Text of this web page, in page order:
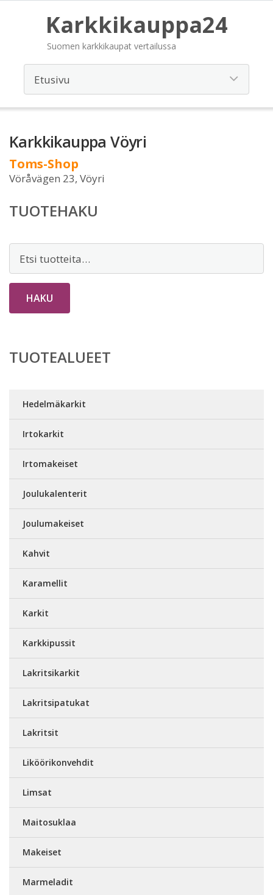
Karkkikauppa24
Suomen karkkikaupat vertailussa
Karkkikauppa Vöyri
Toms-Shop
Vöråvägen 23, Vöyri
TUOTEHAKU
HAKU
TUOTEALUEET
Hedelmäkarkit
Irtokarkit
Irtomakeiset
Joulukalenterit
Joulumakeiset
Kahvit
Karamellit
Karkit
Karkkipussit
Lakritsikarkit
Lakritsipatukat
Lakritsit
Liköörikonvehdit
Limsat
Maitosuklaa
Makeiset
Marmeladit